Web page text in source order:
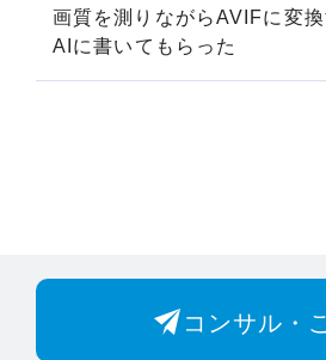
画質を測りながらAVIFに変
AIに書いてもらった
コンサル・